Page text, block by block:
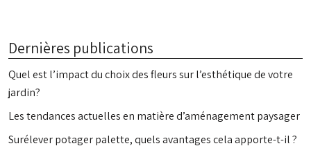
Dernières publications
Quel est l’impact du choix des fleurs sur l’esthétique de votre
jardin?
Les tendances actuelles en matière d’aménagement paysager
Surélever potager palette, quels avantages cela apporte-t-il ?